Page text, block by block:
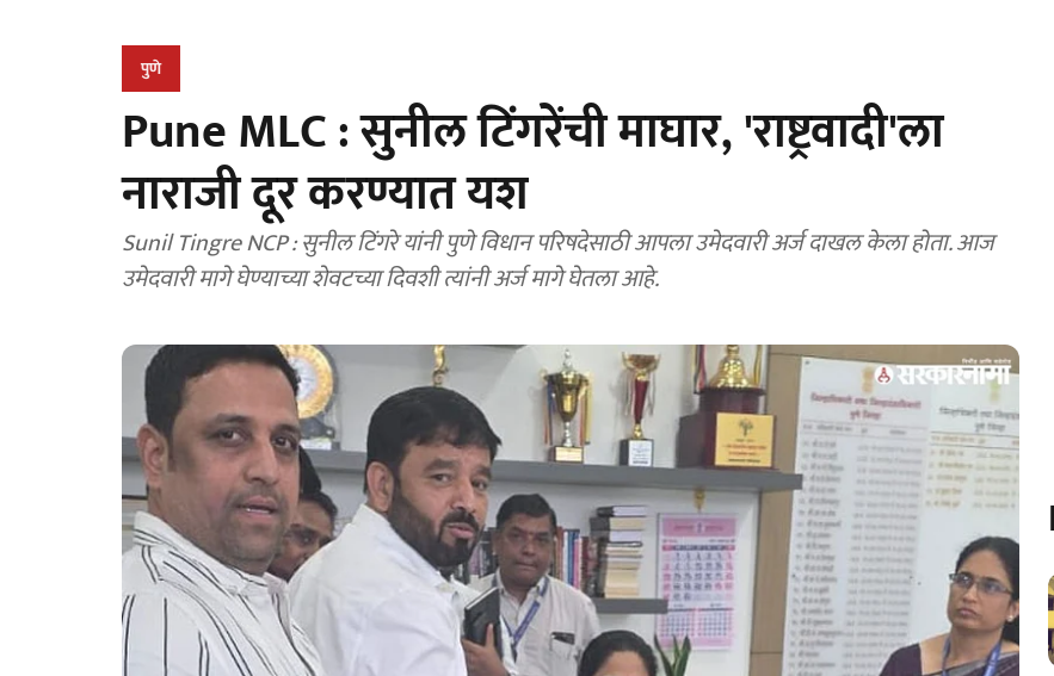
पुणे
Pune MLC : सुनील टिंगरेंची माघार, 'राष्ट्रवादी'ला
नाराजी दूर करण्यात यश
Sunil Tingre NCP : सुनील टिंगरे यांनी पुणे विधान परिषदेसाठी आपला उमेदवारी अर्ज दाखल केला होता. आज
उमेदवारी मागे घेण्याच्या शेवटच्या दिवशी त्यांनी अर्ज मागे घेतला आहे.